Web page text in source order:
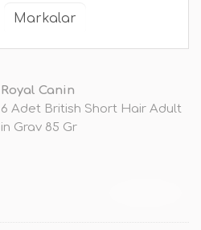
Royal Canin
6 Adet British Short Hair Adult
in Grav 85 Gr